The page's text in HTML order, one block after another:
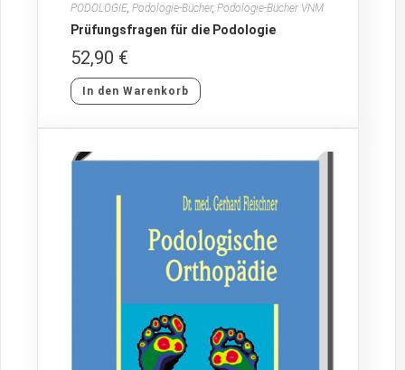
PODOLOGIE ,Podologie-Bücher,Podologie-Bücher VNM
Prüfungsfragen für die Podologie
52,90 €
In den Warenkorb